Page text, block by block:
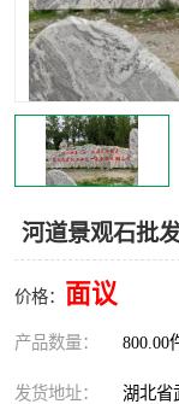
河道景观石批
价格： 面议
产品数量： 800.00
发货地址： 湖北省